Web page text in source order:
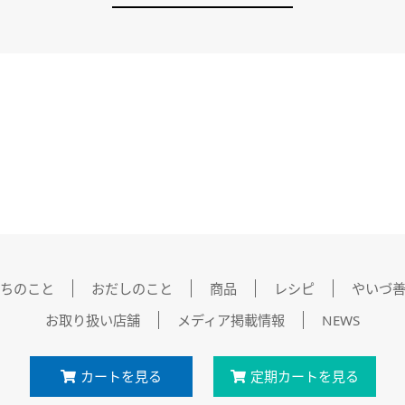
のこと おだしのこと 商品 レシピ
やいづ
お取り扱い店舗
メディア掲載情報 NEWS
カートを見る 定期カートを見る